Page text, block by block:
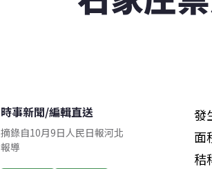
時事新聞/編輯直送
摘錄自10月9日人民日報河北
報導
發
面
秸